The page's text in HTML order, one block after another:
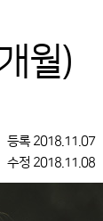
월)
등록2018.11.07
수정 2018.11.08